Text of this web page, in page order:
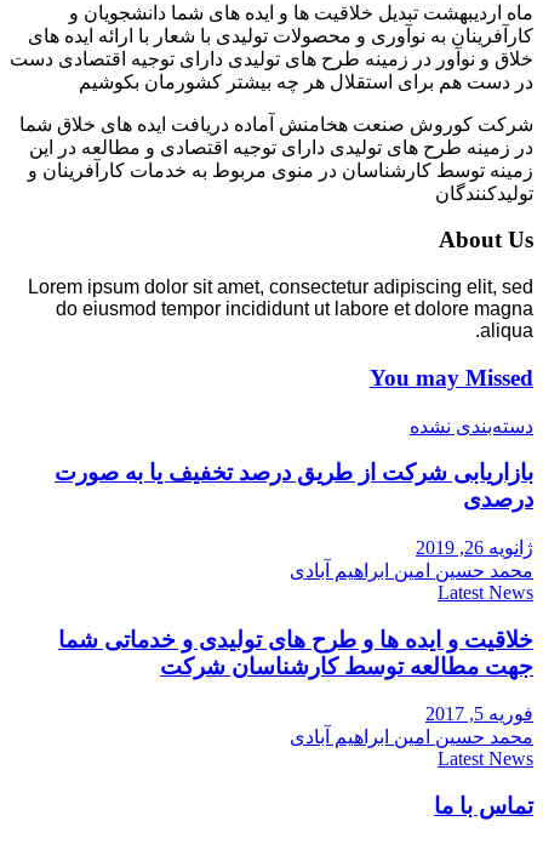
ماه اردیبهشت تبدیل خلاقیت ها و ایده های شما دانشجویان و
کارآفرینان به نوآوری و محصولات تولیدی با شعار با ارائه ایده های
خلاق و نوآور در زمینه طرح های تولیدی دارای توجیه اقتصادی دست
در دست هم برای استقلال هر چه بیشتر کشورمان بکوشیم
شرکت کوروش صنعت هخامنش آماده دریافت ایده های خلاق شما
در زمینه طرح های تولیدی دارای توجیه اقتصادی و مطالعه در این
زمینه توسط کارشناسان در منوی مربوط به خدمات کارآفرینان و
تولیدکنندگان
About Us
Lorem ipsum dolor sit amet, consectetur adipiscing elit, sed
do eiusmod tempor incididunt ut labore et dolore magna
aliqua.
You may Missed
دسته‌بندی نشده
بازاریابی شرکت از طریق درصد تخفیف یا به صورت
درصدی
ژانویه 26, 2019
محمد حسین امین ابراهیم آبادی
Latest News
خلاقیت و ایده ها و طرح های تولیدی و خدماتی شما
جهت مطالعه توسط کارشناسان شرکت
فوریه 5, 2017
محمد حسین امین ابراهیم آبادی
Latest News
تماس با ما